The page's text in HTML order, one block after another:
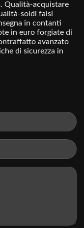
Qualità-acquistare
soldi falsi
in contanti
in euro forgiate di
avanzato
di sicurezza in